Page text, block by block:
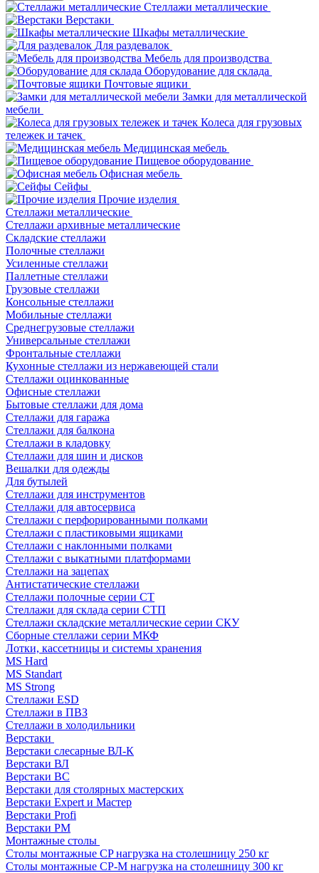
Стеллажи металлические
Верстаки
Шкафы металлические
Для раздевалок
Мебель для производства
Оборудование для склада
Почтовые ящики
Замки для металлической
мебели
Колеса для грузовых
тележек и тачек
Медицинская мебель
Пищевое оборудование
Офисная мебель
Сейфы
Прочие изделия
Стеллажи металлические
Cтеллажи архивные металлические
Складские стеллажи
Полочные стеллажи
Усиленные стеллажи
Паллетные стеллажи
Грузовые стеллажи
Консольные стеллажи
Мобильные стеллажи
Среднегрузовые стеллажи
Универсальные стеллажи
Фронтальные стеллажи
Кухонные стеллажи из нержавеющей стали
Стеллажи оцинкованные
Офисные стеллажи
Бытовые стеллажи для дома
Стеллажи для гаража
Стеллажи для балкона
Стеллажи в кладовку
Стеллажи для шин и дисков
Вешалки для одежды
Для бутылей
Стеллажи для инструментов
Стеллажи для автосервиса
Стеллажи с перфорированными полками
Стеллажи с пластиковыми ящиками
Стеллажи с наклонными полками
Стеллажи с выкатными платформами
Стеллажи на зацепах
Антистатические стеллажи
Стеллажи полочные серии СТ
Стеллажи для склада серии СТП
Стеллажи складские металлические серии СКУ
Сборные стеллажи серии МКФ
Лотки, кассетницы и системы хранения
MS Hard
MS Standart
MS Strong
Стеллажи ESD
Стеллажи в ПВЗ
Стеллажи в холодильники
Верстаки
Верстаки слесарные ВЛ-К
Верстаки ВЛ
Верстаки ВС
Верстаки для столярных мастерских
Верстаки Expert и Мастер
Верстаки Profi
Верстаки РМ
Монтажные столы
Столы монтажные СP нагрузка на столешницу 250 кг
Столы монтажные СР-М нагрузка на столешницу 300 кг